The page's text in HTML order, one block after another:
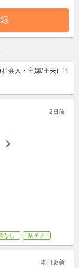
会人・主婦/主夫) [活
2日前
なし 駅チカ
本日更新